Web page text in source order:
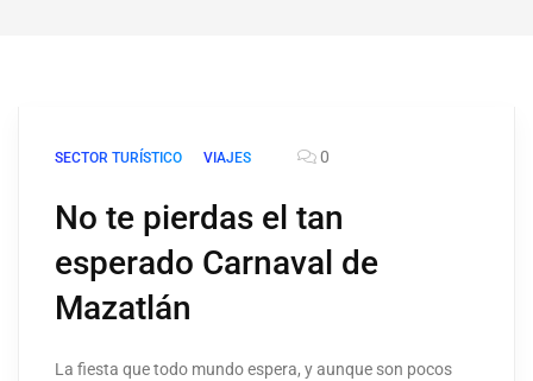
SECTOR TURÍSTICO VIAJES 0
No te pierdas el tan
esperado Carnaval de
Mazatlán
La fiesta que todo mundo espera, y aunque son pocos